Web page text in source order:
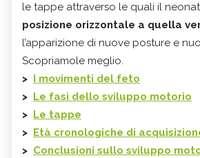
le tappe attraverso le quali il
posizione orizzontale a quella
l’apparizione di nuove posture e
Scopriamole meglio.
> I movimenti del feto
> Le fasi dello sviluppo motorio
> Le tappe
> Età cronologiche di
> Conclusioni sullo sviluppo